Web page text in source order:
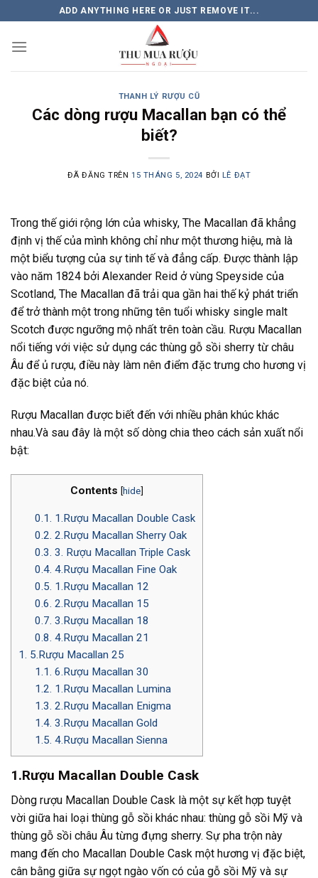
đến
nội
ADD ANYTHING HERE OR JUST REMOVE IT...
THANH LÝ RƯỢU CŨ
Các dòng rượu Macallan bạn có thể
biết?
ĐÃ ĐĂNG TRÊN15 THÁNG 5, 2024 BỞI LÊ ĐẠT
Trong thế giới rộng lớn của whisky, The Macallan đã khẳng
định vị thế của mình không chỉ như một thương hiệu, mà là
một biểu tượng của sự tinh tế và đẳng cấp. Được thành lập
vào năm 1824 bởi Alexander Reid ở vùng Speyside của
Scotland, The Macallan đã trải qua gần hai thế kỷ phát triển
để trở thành một trong những tên tuổi whisky single malt
Scotch được ngưỡng mộ nhất trên toàn cầu. Rượu Macallan
nổi tiếng với việc sử dụng các thùng gỗ sồi sherry từ châu
Âu để ủ rượu, điều này làm nên điểm đặc trưng cho hương vị
đặc biệt của nó.
Rượu Macallan được biết đến với nhiều phân khúc khác
nhau.Và sau đây là một số dòng chia theo cách sản xuất nổi
bật:
Contents [hide]
0.1. 1.Rượu Macallan Double Cask
0.2. 2.Rượu Macallan Sherry Oak
0.3. 3. Rượu Macallan Triple Cask
0.4. 4.Rượu Macallan Fine Oak
0.5. 1.Rượu Macallan 12
0.6. 2.Rượu Macallan 15
0.7. 3.Rượu Macallan 18
0.8. 4.Rượu Macallan 21
1. 5.Rượu Macallan 25
1.1. 6.Rượu Macallan 30
1.2. 1.Rượu Macallan Lumina
1.3. 2.Rượu Macallan Enigma
1.4. 3.Rượu Macallan Gold
1.5. 4.Rượu Macallan Sienna
1.Rượu Macallan Double Cask
Dòng rượu Macallan Double Cask là một sự kết hợp tuyệt
vời giữa hai loại thùng gỗ sồi khác nhau: thùng gỗ sồi Mỹ và
thùng gỗ sồi châu Âu từng đựng sherry. Sự pha trộn này
mang đến cho Macallan Double Cask một hương vị đặc biệt,
cân bằng giữa sự ngọt ngào vốn có của gỗ sồi Mỹ và sự